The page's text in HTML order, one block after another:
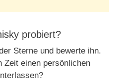
probiert?
Sterne und bewerte ihn.
Zeit einen persönlichen